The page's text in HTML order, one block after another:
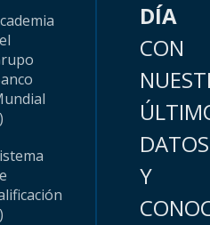
DÍA
CON
DATOS
Y